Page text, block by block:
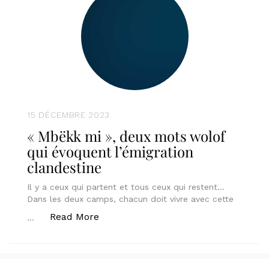
15 DÉCEMBRE 2023
« Mbëkk mi », deux mots wolof
qui évoquent l’émigration
clandestine
Il y a ceux qui partent et tous ceux qui restent…
Dans les deux camps, chacun doit vivre avec cette
…
Read More